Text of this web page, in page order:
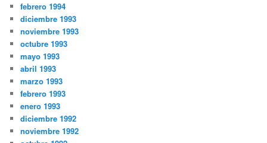
febrero 1994
diciembre 1993
noviembre 1993
octubre 1993
mayo 1993
abril 1993
marzo 1993
febrero 1993
enero 1993
diciembre 1992
noviembre 1992